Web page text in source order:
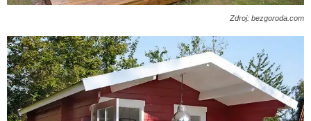
Zdroj: bezgoroda.com